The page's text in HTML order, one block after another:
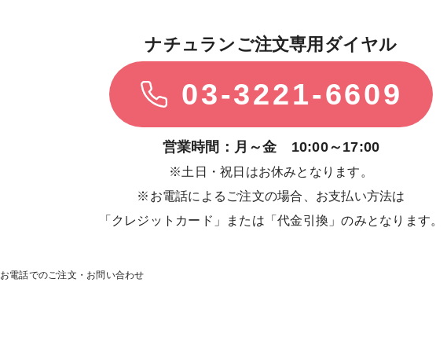
ナチュランご注文専用ダイヤル
03-3221-6609
営業時間：月～金 10:00～17:00
※土日・祝日はお休みとなります。
※お電話によるご注文の場合、お支払い方法は
「クレジットカード」または「代金引換」のみとなります。
お電話でのご注文・お問い合わせ